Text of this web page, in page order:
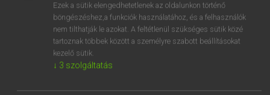
EURÓPAI UNIÓS TERMINOLÓGIAI SZÓTÁR
Kapcsolódó anyagok
directions générales et services assimilés
Ezek a sütik elengedhetetlenek az oldalunkon történő
böngészéshez,a funkciók használatához, és a felhasználók
nem tilthatják le azokat. A feltétlenül szükséges sütik közé
tartoznak többek között a személyre szabott beállításokat
kezelő sütik.
↓ 3 szolgáltatás